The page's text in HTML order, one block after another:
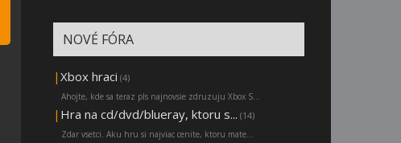
NOVÉ FÓRA
| Xbox hraci (4)
Ahojte, kde sa teraz pls najnovsie zdruzuju Xbox S...
| Hra na cd/dvd/blueray, ktoru s... (14)
Zdar vsetci. Aku hru si najviac cenite, ktoru mate...